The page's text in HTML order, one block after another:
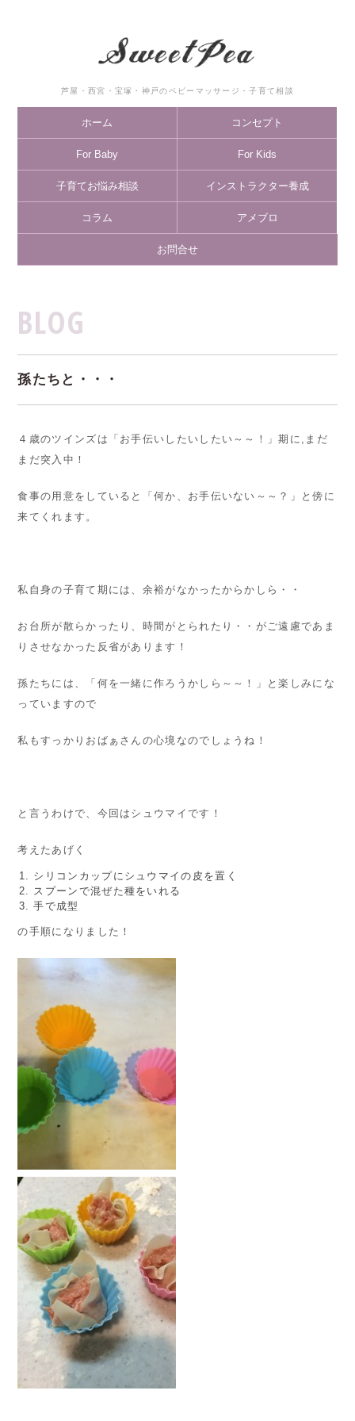
芦屋・西宮・宝塚・神戸のベビーマッサージ・子育て相談
ホーム コンセプト
For Baby For Kids
子育てお悩み相談 インストラクター養成
コラム アメブロ
お問合せ
BLOG
孫たちと・・・
４歳のツインズは「お手伝いしたいしたい～～！」期に,まだ
まだ突入中！
食事の用意をしていると「何か、お手伝いない～～？」と傍に
来てくれます。
私自身の子育て期には、余裕がなかったからかしら・・
お台所が散らかったり、時間がとられたり・・がご遠慮であま
りさせなかった反省があります！
孫たちには、「何を一緒に作ろうかしら～～！」と楽しみにな
っていますので
私もすっかりおばぁさんの心境なのでしょうね！
と言うわけで、今回はシュウマイです！
考えたあげく
シリコンカップにシュウマイの皮を置く
スプーンで混ぜた種をいれる
手で成型
の手順になりました！